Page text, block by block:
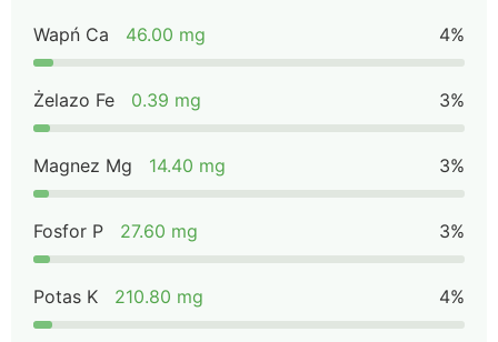
Wapń Ca 46.00 mg 4%
Żelazo Fe 0.39 mg 3%
Magnez Mg 14.40 mg 3%
Fosfor P 27.60 mg 3%
Potas K 210.80 mg 4%